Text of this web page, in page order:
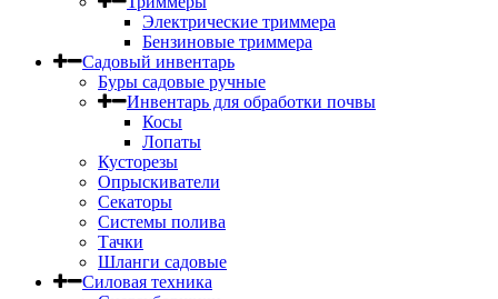
Электрические триммера
Бензиновые триммера
Садовый инвентарь
Буры садовые ручные
Инвентарь для обработки почвы
Косы
Лопаты
Кусторезы
Опрыскиватели
Секаторы
Системы полива
Тачки
Шланги садовые
Силовая техника